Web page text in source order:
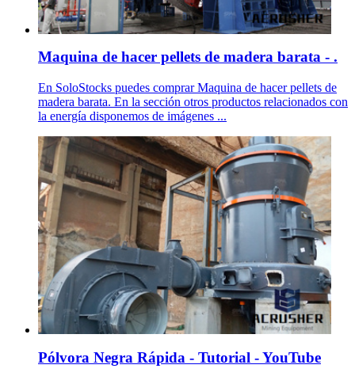
Maquina de hacer pellets de madera barata - .
En SoloStocks puedes comprar Maquina de hacer pellets de
madera barata. En la sección otros productos relacionados con
la energía disponemos de imágenes ...
Pólvora Negra Rápida - Tutorial - YouTube